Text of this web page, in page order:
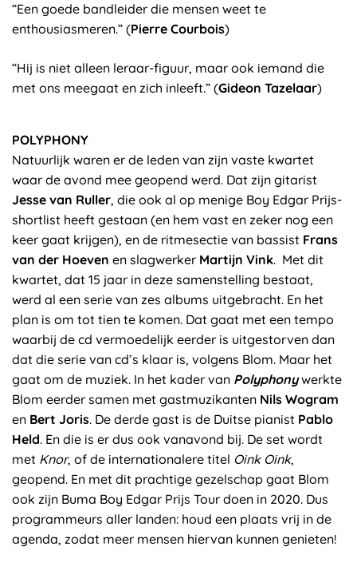
“Een goede bandleider die mensen weet te
enthousiasmeren.” (Pierre Courbois)
“Hij is niet alleen leraar-figuur, maar ook iemand die
met ons meegaat en zich inleeft.” (Gideon Tazelaar)
POLYPHONY
Natuurlijk waren er de leden van zijn vaste kwartet
waar de avond mee geopend werd. Dat zijn gitarist
Jesse van Ruller, die ook al op menige Boy Edgar Prijs-
shortlist heeft gestaan (en hem vast en zeker nog een
keer gaat krijgen), en de ritmesectie van bassist Frans
van der Hoeven en slagwerker Martijn Vink. Met dit
kwartet, dat 15 jaar in deze samenstelling bestaat,
werd al een serie van zes albums uitgebracht. En het
plan is om tot tien te komen. Dat gaat met een tempo
waarbij de cd vermoedelijk eerder is uitgestorven dan
dat die serie van cd’s klaar is, volgens Blom. Maar het
gaat om de muziek. In het kader van Polyphonywerkte
Blom eerder samen met gastmuzikanten Nils Wogram
en Bert Joris. De derde gast is de Duitse pianist Pablo
Held. En die is er dus ook vanavond bij. De set wordt
met Knor, of de internationalere titel Oink Oink,
geopend. En met dit prachtige gezelschap gaat Blom
ook zijn Buma Boy Edgar Prijs Tour doen in 2020. Dus
programmeurs aller landen: houd een plaats vrij in de
agenda, zodat meer mensen hiervan kunnen genieten!